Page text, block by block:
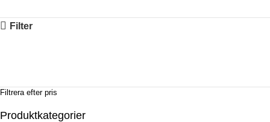
Filter
Filtrera efter pris
Produktkategorier